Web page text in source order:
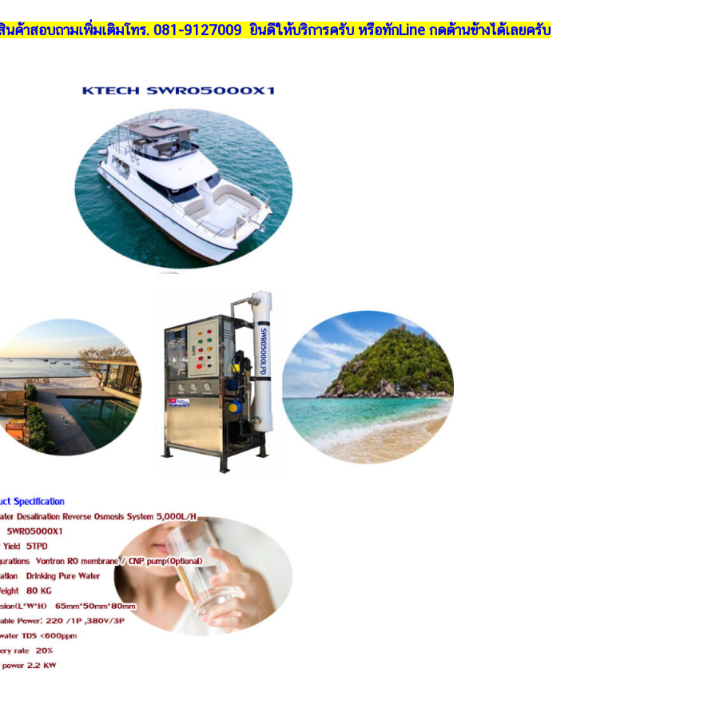
นค้าสอบถามเพิ่มเติมโทร. 081-9127009 ยินดีให้บริการครับ หรือทักLine กดด้านข้างได้เลยครับ